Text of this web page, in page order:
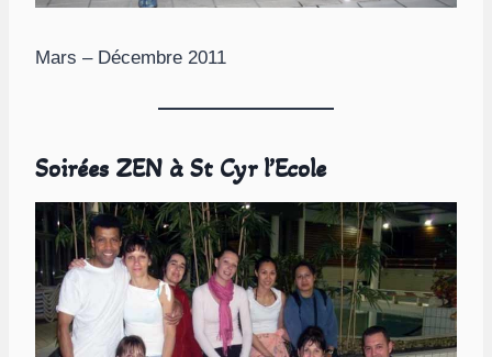
Mars – Décembre 2011
Soirées ZEN à St Cyr l’Ecole